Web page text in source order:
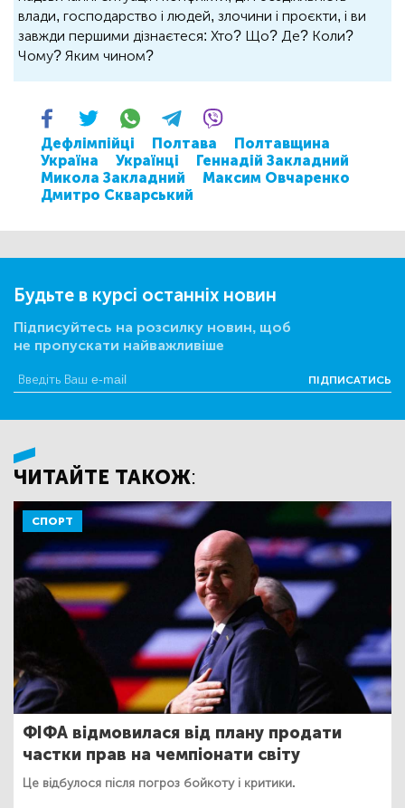
влади, господарство і людей, злочини і проєкти, і ви
завжди першими дізнаєтеся: Хто? Що? Де? Коли?
Чому? Яким чином?
Дефлімпійці Полтава
Полтавщина
Україна
Українці
Геннадій Закладний
Микола Закладний
Максим Овчаренко
Дмитро Скварський
Будьте в курсі останніх новин
Підписуйтесь на розсилку новин, щоб
не пропускати найважливіше
ПІДПИСАТИСЬ
ЧИТАЙТЕ ТАКОЖ:
СПОРТ
ФІФА відмовилася від плану продати
частки прав на чемпіонати світу
Це відбулося після погроз бойкоту і критики.